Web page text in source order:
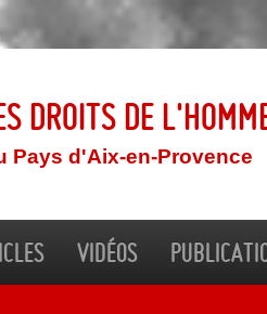
droits de
Pays d'Aix-en-Provence
Vidéos